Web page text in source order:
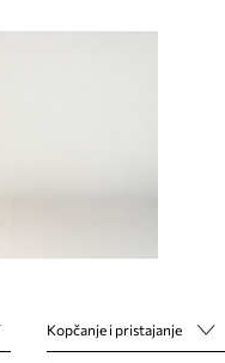
Kopčanje i pristajanje